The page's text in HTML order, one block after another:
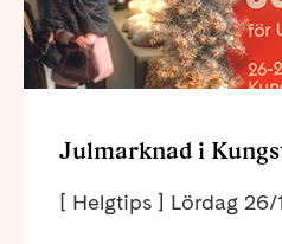
Julmarknad i
[ Helgtips ] Lördag 26/